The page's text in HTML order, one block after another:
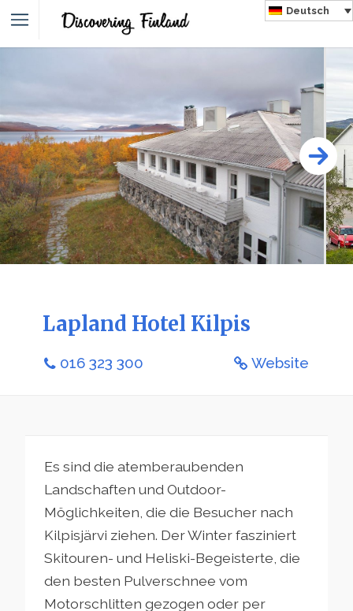
Deutsch
Lapland Hotel Kilpis
016 323 300 Website
Es sind die atemberaubenden
Landschaften und Outdoor-
Möglichkeiten, die die Besucher nach
Kilpisjärvi ziehen. Der Winter fasziniert
Skitouren- und Heliski-Begeisterte, die
den besten Pulverschnee vom
Motorschlitten gezogen oder per